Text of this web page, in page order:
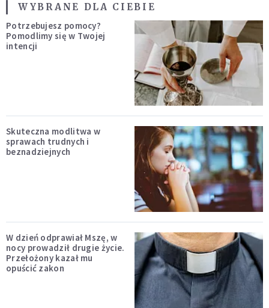
WYBRANE DLA CIEBIE
Potrzebujesz pomocy?
Pomodlimy się w Twojej
intencji
Skuteczna modlitwa w
sprawach trudnych i
beznadziejnych
W dzień odprawiał Mszę, w
nocy prowadził drugie życie.
Przełożony kazał mu
opuścić zakon